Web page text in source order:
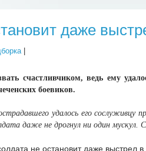
даже
|
счастливчиком, ведь ему
боевиков.
удалось его
даже не дрогнул ни один мускул.